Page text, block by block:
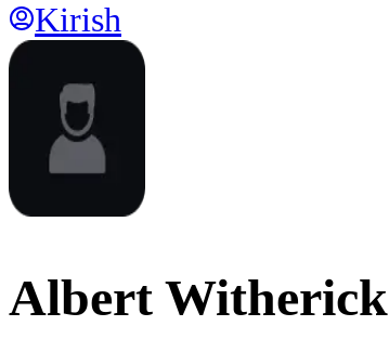
Kirish
Albert Witherick